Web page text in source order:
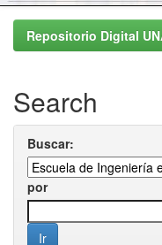
Skip
navigationRepositorio Digital
Search
Buscar:
por